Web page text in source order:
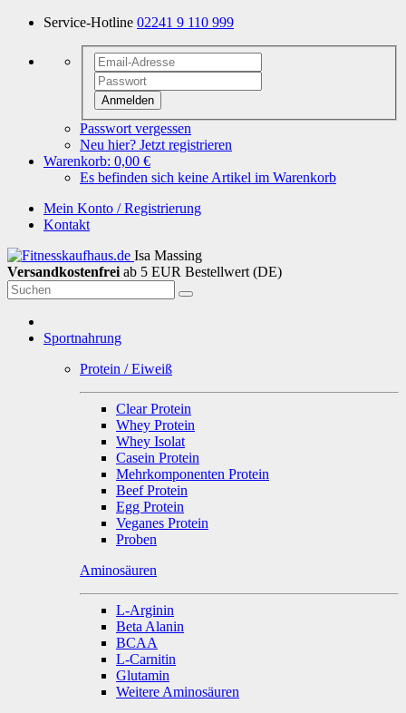
Service-Hotline 02241 9 110 999
Anmelden
Passwort vergessen
Neu hier? Jetzt registrieren
Warenkorb: 0,00 €
Es befinden sich keine Artikel im Warenkorb
Mein Konto / Registrierung
Kontakt
Isa Massing
Versandkostenfrei ab 5 EUR Bestellwert (DE)
Sportnahrung
Protein / Eiweiß
Clear Protein
Whey Protein
Whey Isolat
Casein Protein
Mehrkomponenten Protein
Beef Protein
Egg Protein
Veganes Protein
Proben
Aminosäuren
L-Arginin
Beta Alanin
BCAA
L-Carnitin
Glutamin
Weitere Aminosäuren